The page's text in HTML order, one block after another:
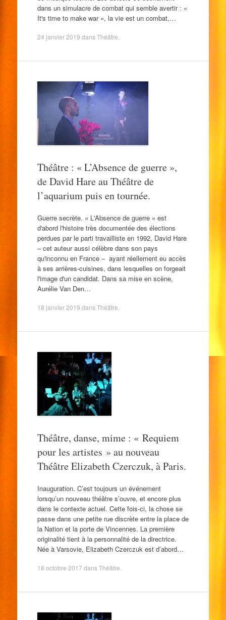
dans un simulacre de combat qui semble avertir : «
It's time to make war », la vie est un combat,…
24 janvier 2019 dansThéâtre
Théâtre : « L’Absence de guerre »,
de David Hare au Théâtre de
l’aquarium puis en tournée.
Guerre secrète. « L'Absence de guerre » est
d'abord l'histoire très documentée des élections
perdues par le parti travailliste en 1992, David Hare
– cet auteur aussi célèbre dans son pays
qu'inconnu en France – ayant réellement eu accès
à ses arrières-cuisines, dans lesquelles on forgeait
l'image d'un candidat. Dans sa mise en scène,
Aurélie Van Den…
18 janvier 2019 dansThéâtre
Théâtre, danse, mime : « Requiem
pour les artistes » au nouveau
Théâtre Elizabeth Czerczuk, à Paris.
Inauguration. C’est toujours un événement
lorsqu’un nouveau théâtre s’ouvre, et encore plus
dans le contexte actuel. Cette fois-ci, la chose se
passe dans une petite rue discrète entre la place de
la Nation et la porte de Vincennes. La première
originalité tient à la personnalité de la directrice.
Née à Varsovie, Elizabeth Czerczuk est d’abord…
18 octobre 2017 dansThéâtre